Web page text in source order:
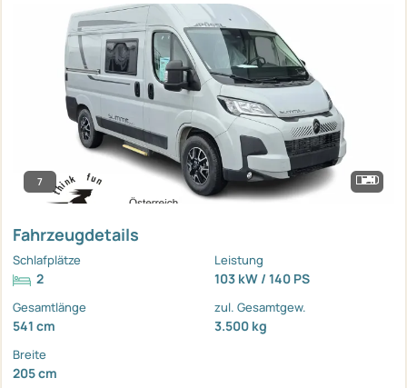
7
Fahrzeugdetails
Schlafplätze
2
Leistung
103 kW / 140 PS
Gesamtlänge
541 cm
zul. Gesamtgew.
3.500 kg
Breite
205 cm